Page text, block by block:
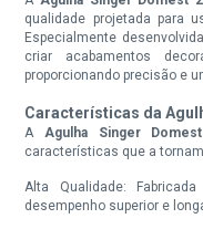
qualidade projetada para
Especialmente
criar acabamentos
proporcionando precisão e
Características da
AAgulha Singer
características que a
Alta Qualidade:
desempenho superior e